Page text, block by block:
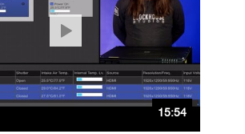
15:54